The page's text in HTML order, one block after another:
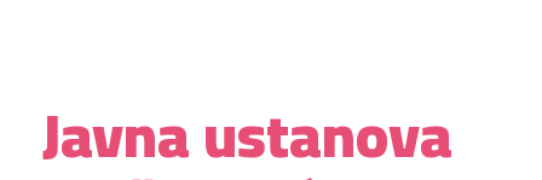
Javna ustanova